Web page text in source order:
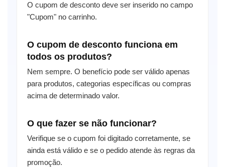
O cupom de desconto deve ser inserido no campo
"Cupom" no carrinho.
O cupom de desconto funciona em
todos os produtos?
Nem sempre. O benefício pode ser válido apenas
para produtos, categorias específicas ou compras
acima de determinado valor.
O que fazer se não funcionar?
Verifique se o cupom foi digitado corretamente, se
ainda está válido e se o pedido atende às regras da
promoção.